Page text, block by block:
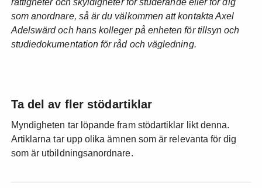
rättigheter och skyldigheter för studerande eller för dig
som anordnare, så är du välkommen att kontakta Axel
Adelswärd och hans kolleger på enheten för tillsyn och
studiedokumentation för råd och vägledning.
Ta del av fler stödartiklar
Myndigheten tar löpande fram stödartiklar likt denna.
Artiklarna tar upp olika ämnen som är relevanta för dig
som är utbildningsanordnare.